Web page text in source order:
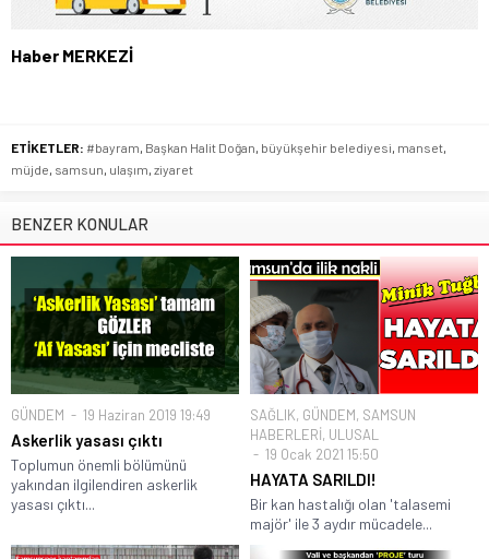
Haber MERKEZİ
ETİKETLER: #bayram, Başkan Halit Doğan, büyükşehir belediyesi, manset,
müjde, samsun, ulaşım, ziyaret
BENZER KONULAR
GÜNDEM 19 Haziran 2019 19:49
Askerlik yasası çıktı
Toplumun önemli bölümünü
yakından ilgilendiren askerlik
yasası çıktı...
SAĞLIK, GÜNDEM, SAMSUN
HABERLERİ, ULUSAL
19 Ocak 2021 15:50
HAYATA SARILDI!
Bir kan hastalığı olan 'talasemi
majör' ile 3 aydır mücadele...